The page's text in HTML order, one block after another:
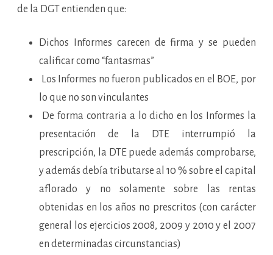
de la DGT entienden que:
Dichos Informes carecen de firma y se pueden
calificar como “fantasmas”
Los Informes no fueron publicados en el BOE, por
lo que no son vinculantes
De forma contraria a lo dicho en los Informes la
presentación de la DTE interrumpió la
prescripción, la DTE puede además comprobarse,
y además debía tributarse al 10 % sobre el capital
aflorado y no solamente sobre las rentas
obtenidas en los años no prescritos (con carácter
general los ejercicios 2008, 2009 y 2010 y el 2007
en determinadas circunstancias)